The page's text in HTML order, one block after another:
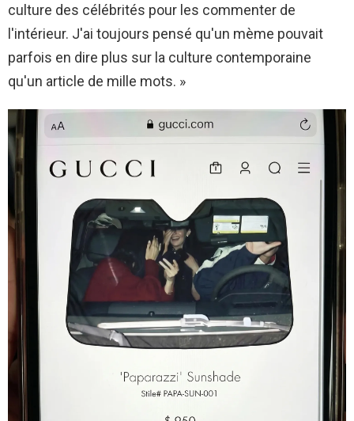
culture des célébrités pour les commenter de
l'intérieur. J'ai toujours pensé qu'un mème pouvait
parfois en dire plus sur la culture contemporaine
qu'un article de mille mots. »